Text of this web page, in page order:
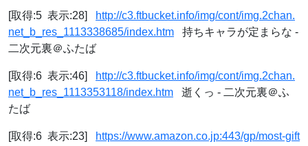
[取得:5 表示:28]
http://c3.ftbucket.info/img/cont/img.2chan.
net_b_res_1113338685/index.htm 持ちキャラが定まらな -
二次元裏＠ふたば
[取得:6 表示:46]
http://c3.ftbucket.info/img/cont/img.2chan.
net_b_res_1113353118/index.htm 逝くっ - 二次元裏＠ふ
たば
[取得:6 表示:23]
https://www.amazon.co.jp:443/gp/most-gift